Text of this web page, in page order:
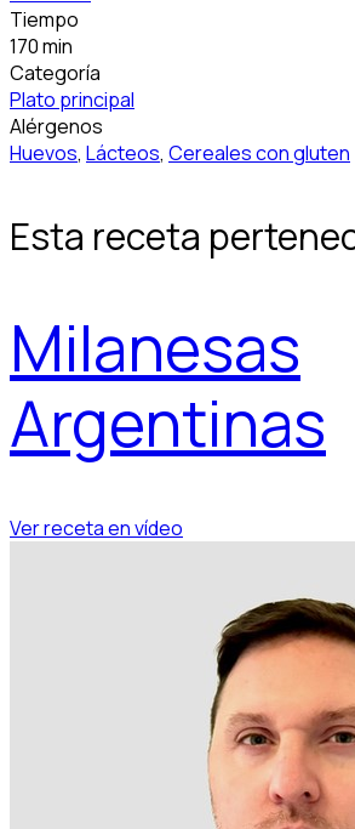
Tiempo
170 min
Categoría
Plato principal
Alérgenos
Huevos, Lácteos, Cereales con gluten
Esta receta
Milanesas
Argentinas
Ver receta en vídeo